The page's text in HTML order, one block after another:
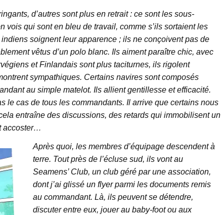
d’autres sont plus en retrait : ce sont les sous-
vois qui sont en bleu de travail, comme s’ils sortaient les
soignent leur apparence ; ils ne conçoivent pas de
vêtus d’un polo blanc. Ils aiment paraître chic, avec
et Finlandais sont plus taciturnes, ils rigolent
sympathiques. Certains navires sont composés
au simple matelot. Ils allient gentillesse et efficacité.
le cas de tous les commandants. Il arrive que certains nous
entraîne des discussions, des retards qui immobilisent un
accoster…
Après quoi, les membres d’équipage descendent à
terre. Tout près de l’écluse sud, ils vont au
Seamens’ Club, un club géré par une association,
dont j’ai glissé un flyer parmi les documents remis
au commandant. Là, ils peuvent se détendre,
discuter entre eux, jouer au baby-foot ou aux